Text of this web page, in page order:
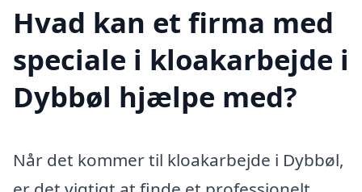
Hvad kan et firma med
speciale i kloakarbejde i
Dybbøl hjælpe med?
Når det kommer til kloakarbejde i Dybbøl,